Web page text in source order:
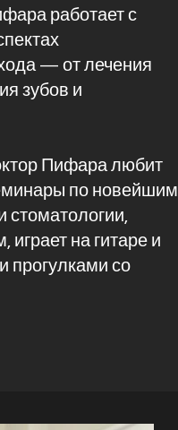
работает с
— от лечения
зубов и
Пифара любит
по новейшим
стоматологии,
играет на гитаре и
прогулками со